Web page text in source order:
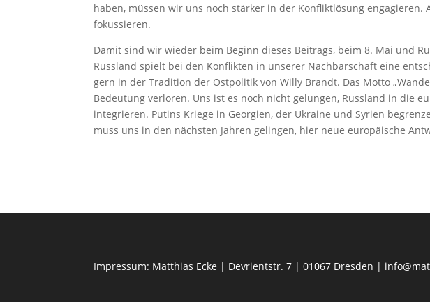
haben, müssen wir uns noch stärker in der Konfliktlösung engagieren.
fokussieren.
Damit sind wir wieder beim Beginn dieses Beitrags, beim 8. Mai und
Russland spielt bei den Konflikten in unserer Nachbarschaft eine
gern in der Tradition der Ostpolitik von Willy Brandt. Das Motto
Bedeutung verloren. Uns ist es noch nicht gelungen, Russland in die
integrieren. Putins Kriege in Georgien, der Ukraine und Syrien
muss uns in den nächsten Jahren gelingen, hier neue europäische
Impressum: Matthias Ecke | Devrientstr. 7 | 01067 Dresden |